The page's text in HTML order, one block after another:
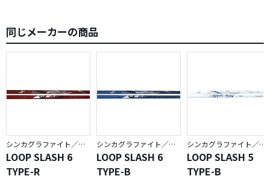
同じメーカーの商品
シンカグラファイト／ループ
LOOP SLASH 6
TYPE-R
シンカグラファイト／ループ
LOOP SLASH 6
TYPE-B
シンカグラファイト／ループ
LOOP SLASH 5
TYPE-B